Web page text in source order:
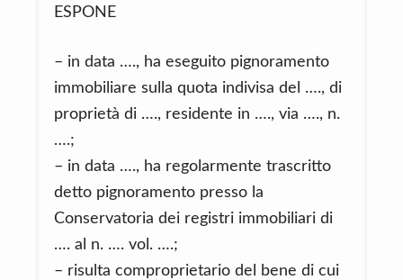
ESPONE
– in data …., ha eseguito pignoramento
immobiliare sulla quota indivisa del …., di
proprietà di …., residente in …., via …., n.
….;
– in data …., ha regolarmente trascritto
detto pignoramento presso la
Conservatoria dei registri immobiliari di
…. al n. …. vol. ….;
– risulta comproprietario del bene di cui